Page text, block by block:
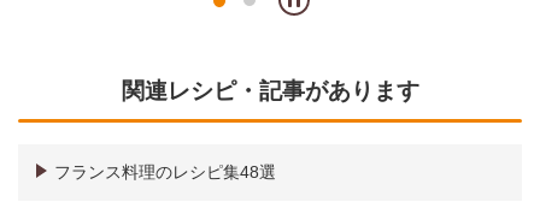
関連レシピ・記事があります
フランス料理のレシピ集48選